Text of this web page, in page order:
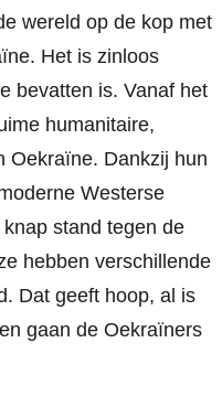
wereld op de kop met
Het is zinloos
bevatten is. Vanaf het
humanitaire,
Oekraïne. Dankzij hun
Westerse
stand tegen de
hebben verschillende
Dat geeft hoop, al is
gaan de Oekraïners